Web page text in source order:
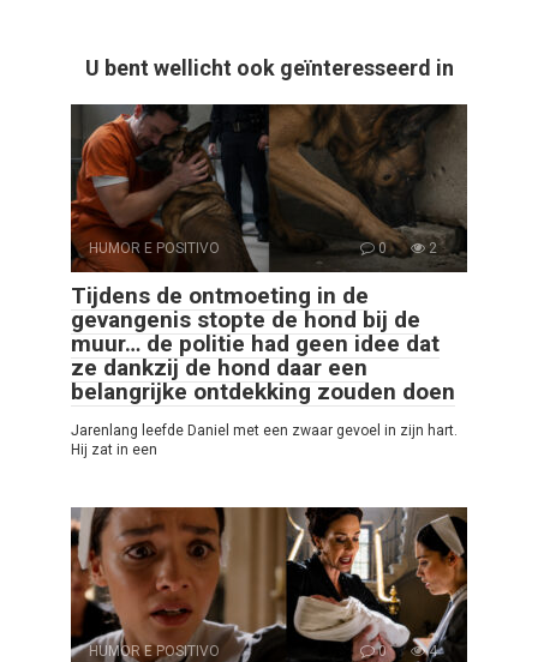
U bent wellicht ook geïnteresseerd in
HUMOR E POSITIVO 0 2
Tijdens de ontmoeting in de
gevangenis stopte de hond bij de
muur… de politie had geen idee dat
ze dankzij de hond daar een
belangrijke ontdekking zouden doen
Jarenlang leefde Daniel met een zwaar gevoel in zijn hart.
Hij zat in een
HUMOR E POSITIVO 0 4